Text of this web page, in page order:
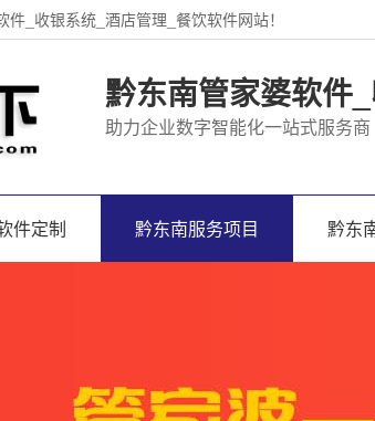
_收银系统_酒店管理_餐饮软件网站！
黔东南管家婆软件
助力企业数字智能化一站式服务商
件定制 黔东南服务项目 黔东